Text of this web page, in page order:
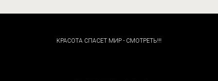
КРАСОТА СПАСЕТ МИР - СМОТРЕТЬ!!!